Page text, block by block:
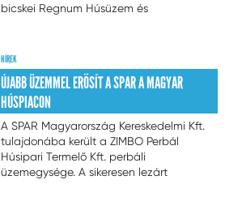
bicskei Regnum Húsüzem és
termékek 100 százalékban hazai
alapanyagból, Magyarországon
készültek.
HÍREK
ÚJABB ÜZEMMEL ERŐSÍT A SPAR A MAGYAR
HÚSPIACON
A SPAR Magyarország Kereskedelmi Kft.
tulajdonába került a ZIMBO Perbál
Húsipari Termelő Kft. perbáli
üzemegysége. A sikeresen lezárt